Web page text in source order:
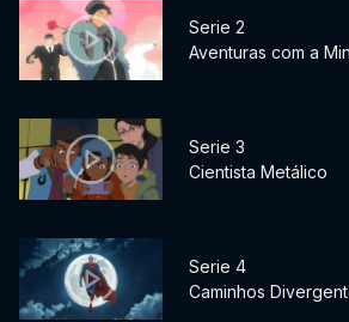
Serie 2
Aventuras com a
Serie 3
Cientista Metálico
Serie 4
Caminhos